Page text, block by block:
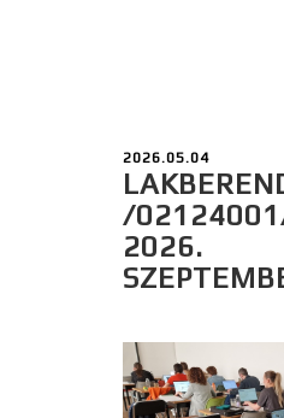
2026.05.04
/
2026.